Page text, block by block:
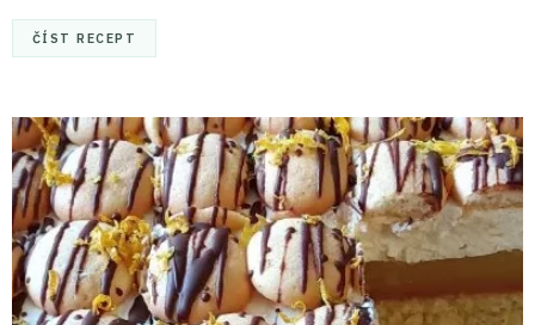
ČÍST RECEPT